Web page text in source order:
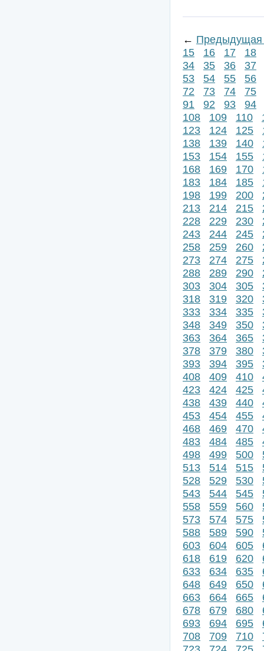
← Предыдущая
15
16 17
18
34
35 36
37
53
54 55
56
72
73 74
75
91
92 93
94
108
109 110
123
124 125
138
139 140
153
154 155
168
169 170
183
184 185
198
199 200
213
214 215
228
229 230
243
244 245
258
259 260
273
274 275
288
289 290
303
304 305
318
319 320
333
334 335
348
349 350
363
364 365
378
379 380
393
394 395
408
409 410
423
424 425
438
439 440
453
454 455
468
469 470
483
484 485
498
499 500
513
514 515
528
529 530
543
544 545
558
559 560
573
574 575
588
589 590
603
604 605
618
619 620
633
634 635
648
649 650
663
664 665
678
679 680
693
694 695
708
709 710